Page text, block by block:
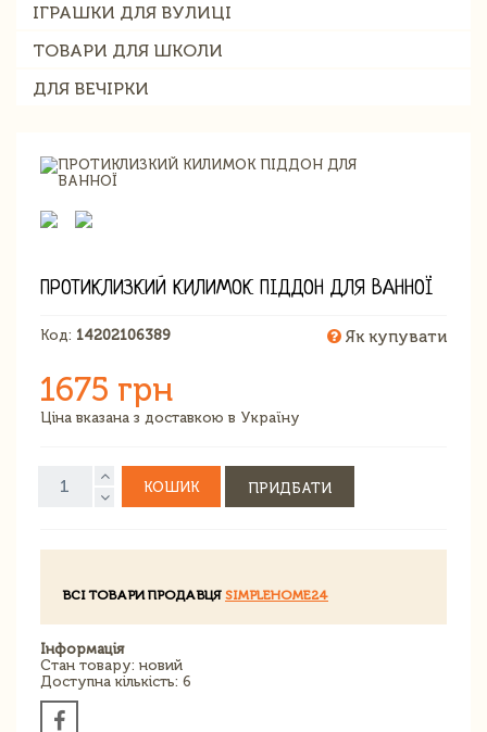
ІГРАШКИ ДЛЯ ВУЛИЦІ
ТОВАРИ ДЛЯ ШКОЛИ
ДЛЯ ВЕЧІРКИ
ПРОТИКЛИЗКИЙ КИЛИМОК ПІДДОН ДЛЯ ВАННОЇ
Код: 14202106389 Як купувати
1675 грн
Ціна вказана з доставкою в Україну
КОШИК ПРИДБАТИ
ВСІ ТОВАРИ ПРОДАВЦЯ SIMPLEHOME24
Інформація
Стан товару: новий
Доступна кількість: 6